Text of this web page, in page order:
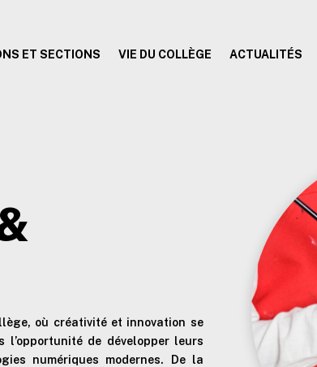
ET SECTIONS VIE DU COLLÈGE ACTUALITÉS
où créativité et innovation se
de développer leurs
numériques modernes. De la